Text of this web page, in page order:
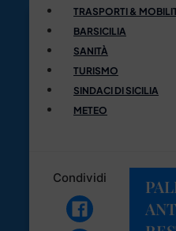
TRASPORTI &
BARSICILIA
SANITÀ
TURISMO
SINDACI DI SICILIA
METEO
Condividi